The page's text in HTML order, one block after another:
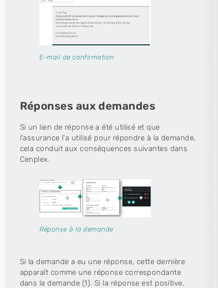
E-mail de confirmation
Réponses aux demandes
Si un lien de réponse a été utilisé et que
l'assurance l'a utilisé pour répondre à la demande,
cela conduit aux conséquences suivantes dans
Cenplex.
Réponse à la demande
Si la demande a eu une réponse, cette dernière
apparaît comme une réponse correspondante
dans la demande (1). Si la réponse est positive,